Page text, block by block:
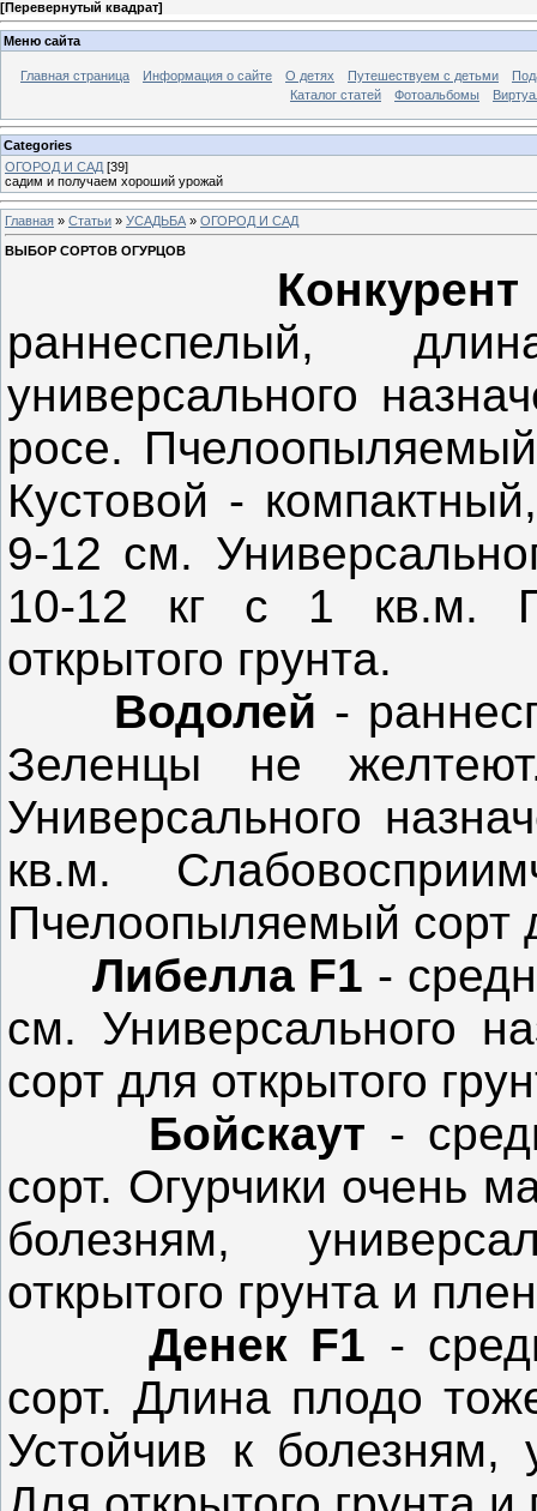
[Перевернутый квадрат]
Меню сайта
Главная страница Информация о сайте О детях Путешествуем с детьми
Каталог статей
Фотоальбомы
Categories
ОГОРОД И САД [39]
садим и получаем хороший урожай
Главная » Статьи » УСАДЬБА » ОГОРОД И САД
ВЫБОР СОРТОВ ОГУРЦОВ
раннеспелый,
универсального
росе.
Кустовой -
9-12 см.
10-12 кг с 1 кв.м.
открытого грунта.
Водолей -
Зеленцы не
Универсального
кв.м.
Пчелоопыляемый сорт
Либелла F1 -
см. Универсального
сорт для открытого
Бойскаут -
сорт. Огурчики очень
болезням,
открытого грунта и
Денек F1 -
сорт. Длина плодо
Устойчив к болезням,